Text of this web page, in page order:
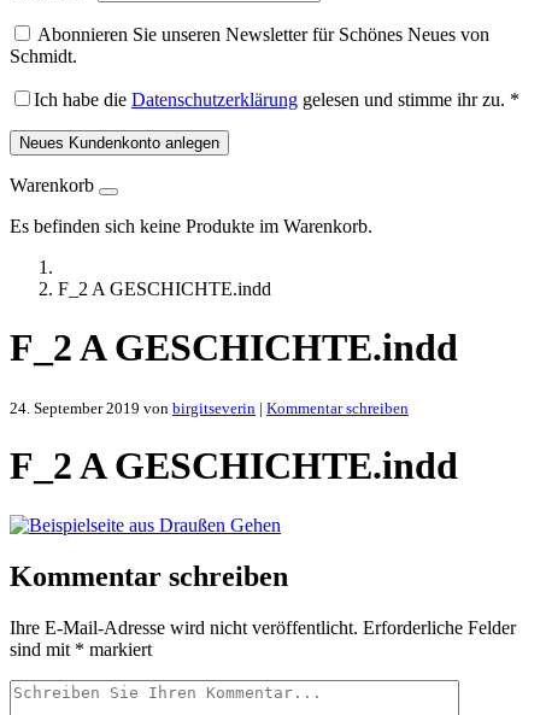
Abonnieren Sie unseren Newsletter für Schönes Neues von
Schmidt.
Ich habe die Datenschutzerklärung gelesen und stimme ihr zu. *
Neues Kundenkonto anlegen
Warenkorb
Es befinden sich keine Produkte im Warenkorb.
F_2 A GESCHICHTE.indd
F_2 A GESCHICHTE.indd
24. September 2019 von birgitseverin | Kommentar schreiben
F_2 A GESCHICHTE.indd
Kommentar schreiben
Ihre E-Mail-Adresse wird nicht veröffentlicht. Erforderliche Felder
sind mit * markiert